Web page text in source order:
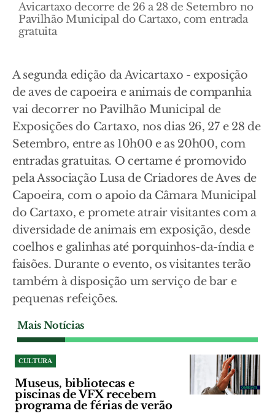
Avicartaxo decorre de 26 a 28 de Setembro no
Pavilhão Municipal do Cartaxo, com entrada
gratuita
A segunda edição da Avicartaxo - exposição
de aves de capoeira e animais de companhia
vai decorrer no Pavilhão Municipal de
Exposições do Cartaxo, nos dias 26, 27 e 28 de
Setembro, entre as 10h00 e as 20h00, com
entradas gratuitas. O certame é promovido
pela Associação Lusa de Criadores de Aves de
Capoeira, com o apoio da Câmara Municipal
do Cartaxo, e promete atrair visitantes com a
diversidade de animais em exposição, desde
coelhos e galinhas até porquinhos-da-índia e
faisões. Durante o evento, os visitantes terão
também à disposição um serviço de bar e
pequenas refeições.
Mais Notícias
CULTURA
Museus, bibliotecas e
piscinas de VFX recebem
programa de férias de verão